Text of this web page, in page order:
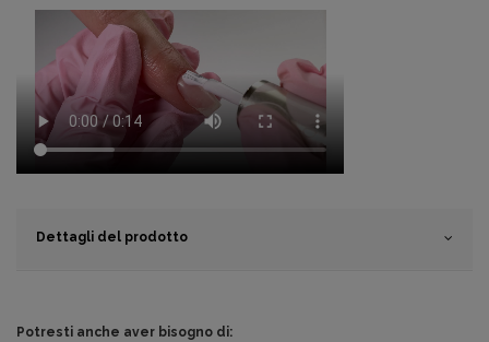
Dettagli del prodotto
Potresti anche aver bisogno di: